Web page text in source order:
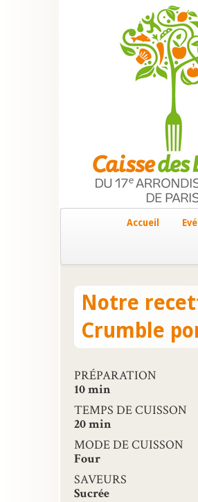
Accueil
Notre
Crumble
PRÉPARATION
10 min
TEMPS DE CUISSON
20 min
MODE DE CUISSON
Four
SAVEURS
Sucrée